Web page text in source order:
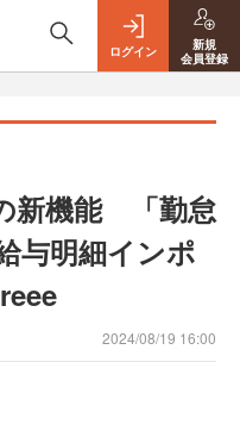
ログイン
新規
会員登録
新機能 「勤怠
与明細インポ
2024/08/19 16:00